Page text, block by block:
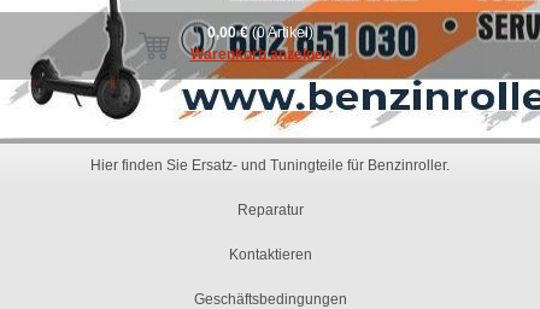
0,00 €(0 Artikel)
Warenkorb anzeigen
Hier finden Sie Ersatz- und Tuningteile für Benzinroller.
Reparatur
Kontaktieren
Geschäftsbedingungen